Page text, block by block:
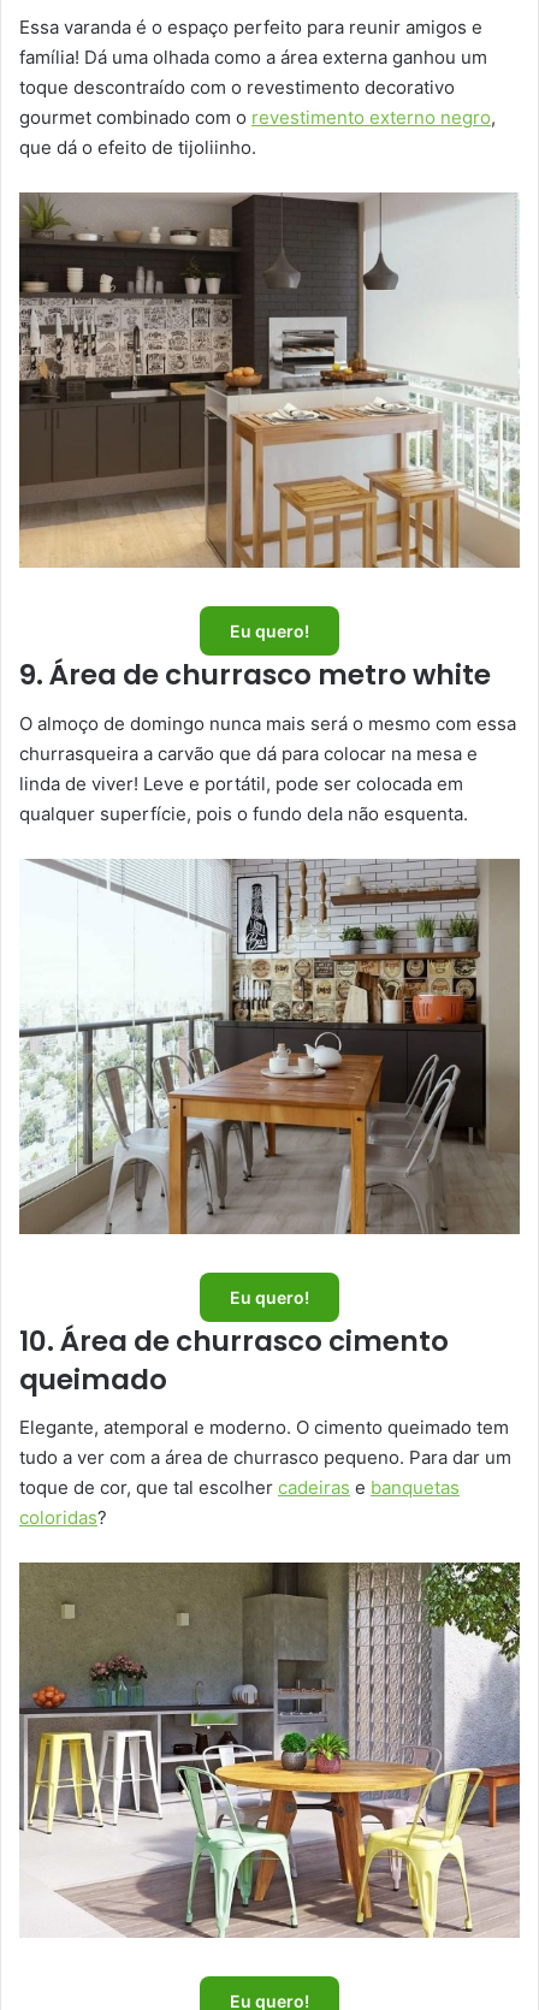
Essa varanda é o espaço perfeito para reunir amigos e
família! Dá uma olhada como a área externa ganhou um
toque descontraído com o revestimento decorativo
gourmet combinado com o revestimento externo negro,
que dá o efeito de tijoliinho.
Eu quero!
9. Área de churrasco metro white
O almoço de domingo nunca mais será o mesmo com essa
churrasqueira a carvão que dá para colocar na mesa e
linda de viver! Leve e portátil, pode ser colocada em
qualquer superfície, pois o fundo dela não esquenta.
Eu quero!
10. Área de churrasco cimento
queimado
Elegante, atemporal e moderno. O cimento queimado tem
tudo a ver com a área de churrasco pequeno. Para dar um
toque de cor, que tal escolher cadeiras e banquetas
coloridas?
Eu quero!